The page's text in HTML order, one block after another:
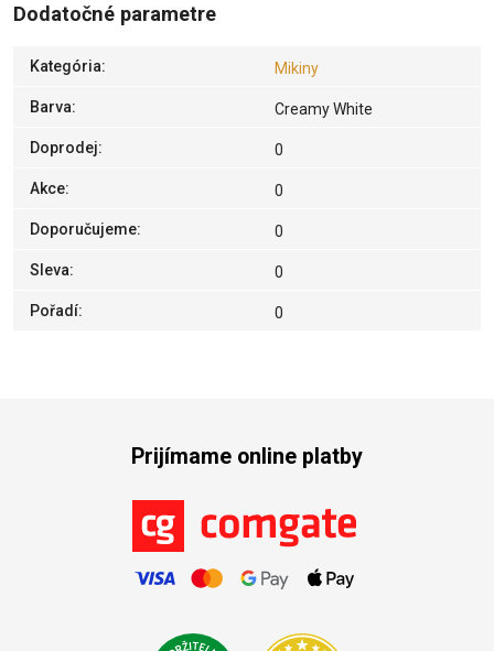
Dodatočné parametre
Kategória: Mikiny
Barva: Creamy White
Doprodej: 0
Akce: 0
Doporučujeme: 0
Sleva: 0
Pořadí: 0
Prijímame online platby